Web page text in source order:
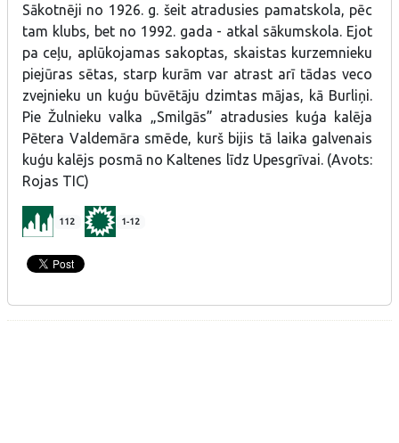
Sākotnēji no 1926. g. šeit atradusies pamatskola, pēc
tam klubs, bet no 1992. gada - atkal sākumskola. Ejot
pa ceļu, aplūkojamas sakoptas, skaistas kurzemnieku
piejūras sētas, starp kurām var atrast arī tādas veco
zvejnieku un kuģu būvētāju dzimtas mājas, kā Burliņi.
Pie Žulnieku valka „Smilgās” atradusies kuģa kalēja
Pētera Valdemāra smēde, kurš bijis tā laika galvenais
kuģu kalējs posmā no Kaltenes līdz Upesgrīvai. (Avots:
Rojas TIC)
112 1-12